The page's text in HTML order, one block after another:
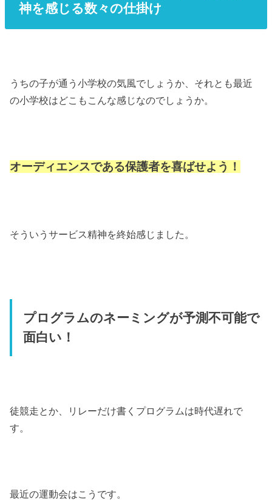
神を感じる数々の仕掛け
うちの子が通う小学校の気風でしょうか、それとも最近
の小学校はどこもこんな感じなのでしょうか。
オーディエンスである保護者を喜ばせよう！
そういうサービス精神を終始感じました。
プログラムのネーミングが予測不可能で
面白い！
徒競走とか、リレーだけ書くプログラムは時代遅れで
す。
最近の運動会はこうです。